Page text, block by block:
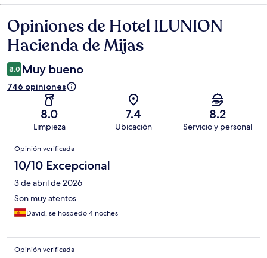
Opiniones
Opiniones de Hotel ILUNION
Hacienda de Mijas
8.0 Muy bueno
746 opiniones
8.0
Limpieza
7.4
Ubicación
8.2
Servicio y personal
Opiniones
Opinión verificada
10/10 Excepcional
3 de abril de 2026
Son muy atentos
David, se hospedó 4 noches
Opinión verificada